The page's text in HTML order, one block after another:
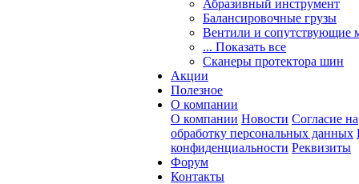
Абразивный инструмент
Балансировочные грузы
Вентили и сопутствующие
... Показать все
Сканеры протектора шин
Акции
Полезное
О компании
О компании Новости Согласие на
обработку персональных данных
конфиденциальности Реквизиты
Форум
Контакты